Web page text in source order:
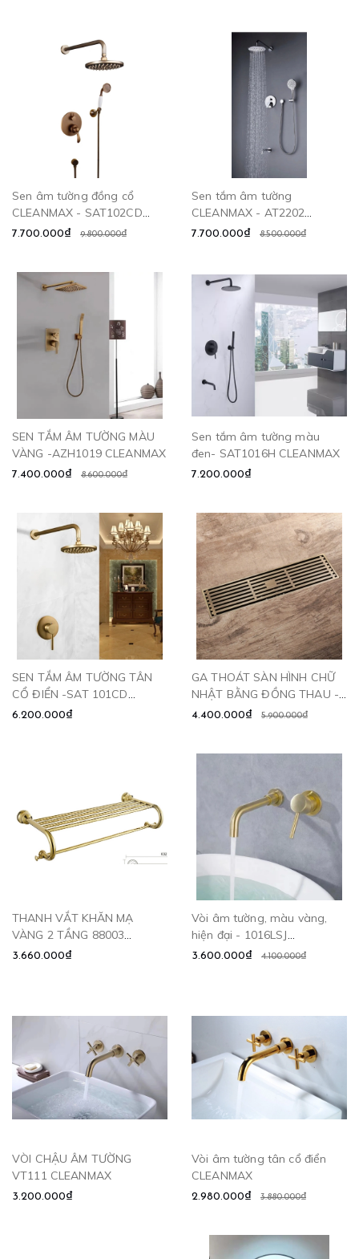
Sen âm tường đồng cổ
CLEANMAX - SAT102CD
CLEANMAX
7.700.000₫ 9.800.000₫
Sen tắm âm tường
CLEANMAX - AT2202
CLEANMAX
7.700.000₫ 8.500.000₫
SEN TẮM ÂM TƯỜNG MÀU
VÀNG -AZH1019 CLEANMAX
7.400.000₫ 8.600.000₫
Sen tắm âm tường màu
đen- SAT1016H CLEANMAX
7.200.000₫
SEN TẮM ÂM TƯỜNG TÂN
CỔ ĐIỂN -SAT 101CD
CLEANMAX
6.200.000₫
GA THOÁT SÀN HÌNH CHỮ
NHẬT BẰNG ĐỒNG THAU -
GD6010 CLEANMAX
4.400.000₫ 5.900.000₫
THANH VẮT KHĂN MẠ
VÀNG 2 TẦNG 88003
CLEANMAX
3.660.000₫
Vòi âm tường, màu vàng,
hiện đại - 1016LSJ
CLEANMAX
3.600.000₫ 4.100.000₫
VÒI CHẬU ÂM TƯỜNG
VT111 CLEANMAX
3.200.000₫
Vòi âm tường tân cổ điển
CLEANMAX
2.980.000₫ 3.880.000₫